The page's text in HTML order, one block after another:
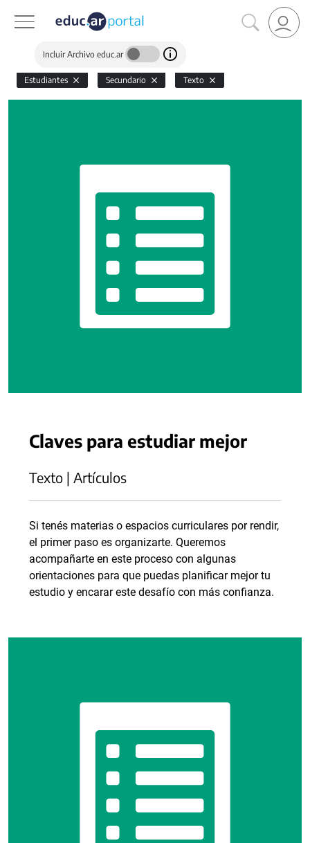
Incluir Archivo educ.ar
Estudiantes Secundario Texto
Claves para estudiar mejor
Texto | Artículos
Si tenés materias o espacios curriculares por rendir,
el primer paso es organizarte. Queremos
acompañarte en este proceso con algunas
orientaciones para que puedas planificar mejor tu
estudio y encarar este desafío con más confianza.